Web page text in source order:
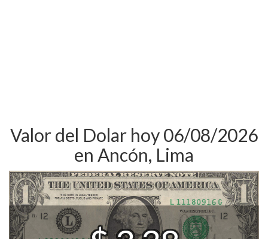
Valor del Dolar hoy 06/08/2026
en Ancón, Lima